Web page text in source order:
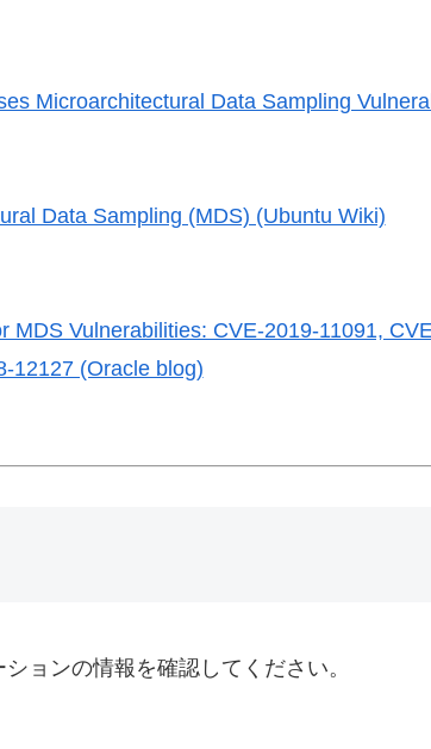
Microarchitectural Data Sampling
Data Sampling (MDS) (Ubuntu Wiki)
MDS Vulnerabilities: CVE-2019-11091,
12127 (Oracle blog)
ョンの情報を確認してください。